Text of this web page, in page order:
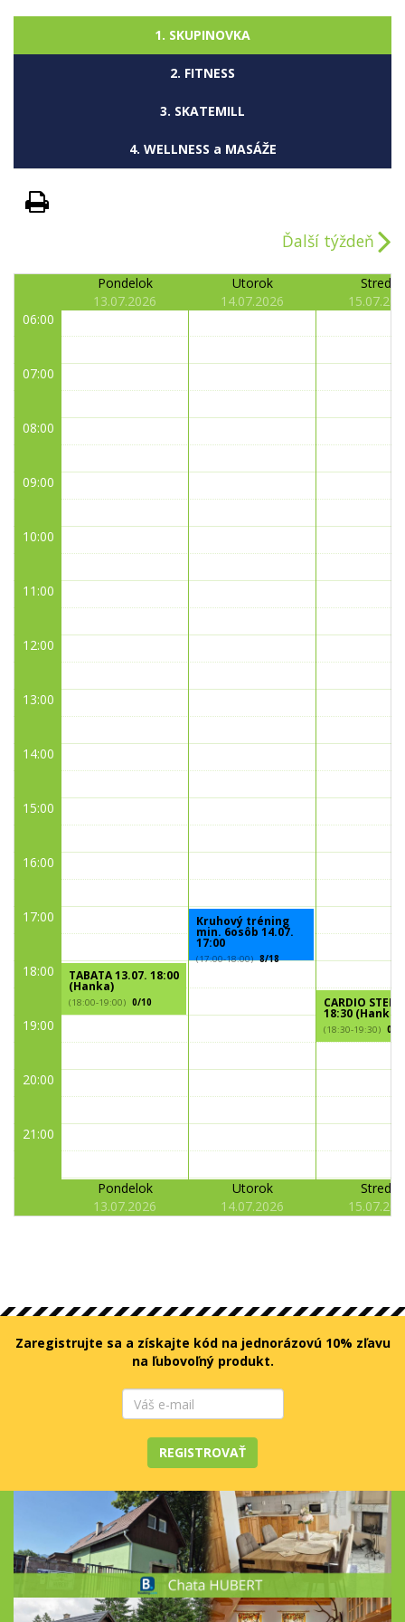
1. SKUPINOVKA
2. FITNESS
3. SKATEMILL
4. WELLNESS a MASÁŽE
Ďalší týždeň
Pondelok
13.07.2026
Utorok
14.07.2026
Streda
06:00
07:00
08:00
09:00
10:00
11:00
12:00
13:00
14:00
15:00
16:00
17:00
18:00
19:00
20:00
21:00
TABATA 13.07. 18:00
(Hanka)
(18:00-19:00) 0/10
Kruhový tréning
min. 6osôb 14.07.
17:00
(17:00-18:00) 8/18
CARDIO STEP
18:30 (Hanka)
(18:30-19:30) 0/
Pondelok
13.07.2026
Utorok
14.07.2026
Streda
Zaregistrujte sa a získajte kód na jednorázovú 10% zľavu
na ľubovoľný produkt.
REGISTROVAŤ